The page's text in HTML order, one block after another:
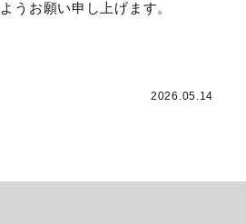
うお願い申し上げます。
2026.05.14